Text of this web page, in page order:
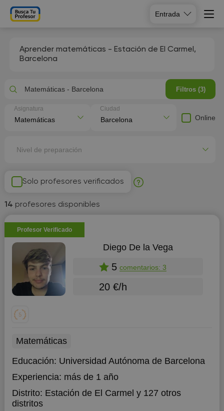
Entrada
Aprender matemáticas - Estación de El Carmel,
Barcelona
Solo profesores verificados
14 profesores disponibles
Profesor Verificado
Diego De la Vega
5 comentarios: 3
20 €/h
Matemáticas
Educación: Universidad Autónoma de Barcelona
Experiencia: más de 1 año
Distrito: Estación de El Carmel y 127 otros
distritos
Matemáticas - Barcelona Filtros (3)
Asignatura Ciudad
Online
Nivel de preparación